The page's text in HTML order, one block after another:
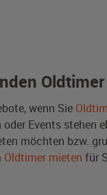
wenn Sie
Events stehen
möchten bzw.
Oldtimer mieten für